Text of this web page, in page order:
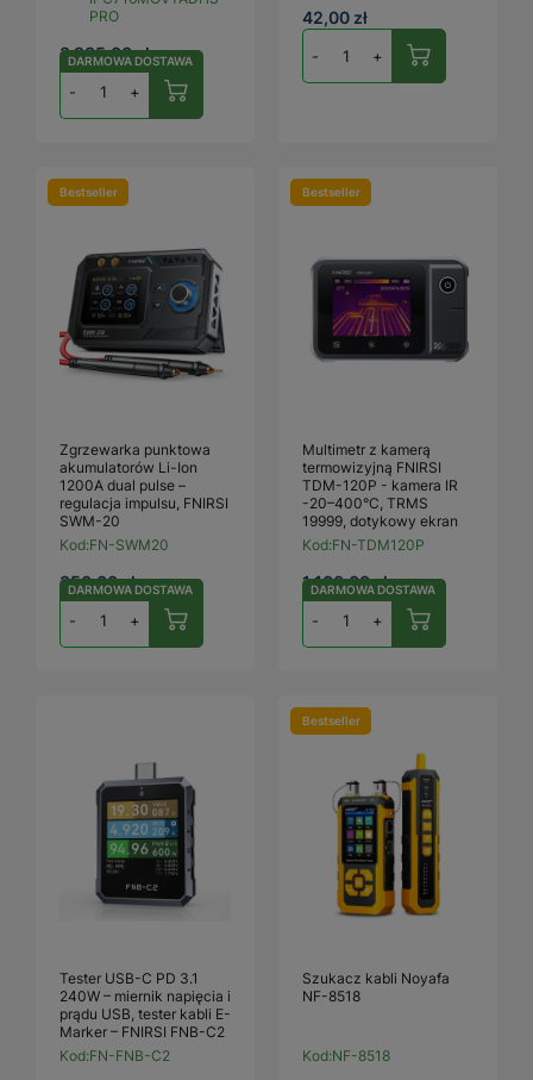
PRO
3 985,00 zł
- +
DARMOWA DOSTAWA
42,00 zł
- +
Bestseller
Zgrzewarka punktowa
akumulatorów Li-Ion
1200A dual pulse –
regulacja impulsu, FNIRSI
SWM-20
Kod:FN-SWM20
350,00 zł
- +
DARMOWA DOSTAWA
Bestseller
Multimetr z kamerą
termowizyjną FNIRSI
TDM-120P - kamera IR
-20–400°C, TRMS
19999, dotykowy ekran
Kod:FN-TDM120P
1 100,00 zł
- +
DARMOWA DOSTAWA
Tester USB-C PD 3.1
240W – miernik napięcia i
prądu USB, tester kabli E-
Marker – FNIRSI FNB-C2
Kod:FN-FNB-C2
Bestseller
Szukacz kabli Noyafa
NF-8518
Kod:NF-8518